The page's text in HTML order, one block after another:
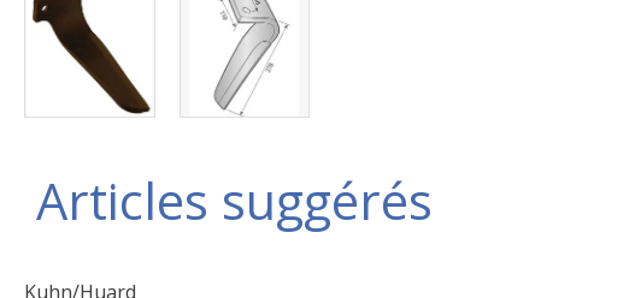
Articles suggérés
Kuhn/Huard